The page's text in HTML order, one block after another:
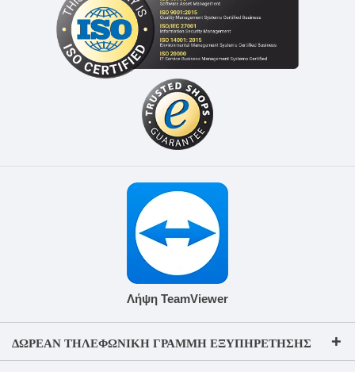
Λήψη TeamViewer
ΔΩΡΕΆΝ ΤΗΛΕΦΩΝΙΚΉ ΓΡΑΜΜΉ ΕΞΥΠΗΡΈΤΗΣΗΣ